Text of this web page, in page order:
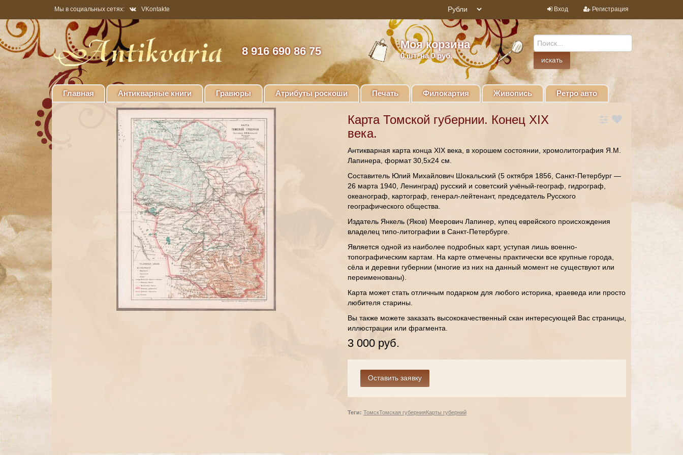
Мы в социальных сетях: VKontakte Вход Регистрация
8 916 690 86 75
Моя корзина
0шт. на 0 руб.
Главная Антикварные книги Гравюры Атрибуты роскоши Печать Филокартия Живопись Ретро авто
Карта Томской губернии. Конец XIX
века.
Антикварная карта конца XIX века, в хорошем состоянии, хромолитография Я.М.
Лапинера, формат 30,5х24 см.
Составитель Юлий Михайлович Шокальский (5 октября 1856, Санкт-Петербург —
26 марта 1940, Ленинград) русский и советский учёный-географ, гидрограф,
океанограф, картограф, генерал-лейтенант, председатель Русского
географического общества.
Издатель Янкель (Яков) Меерович Лапинер, купец еврейского происхождения
владелец типо-литографии в Санкт-Петербурге.
Является одной из наиболее подробных карт, уступая лишь военно-
топографическим картам. На карте отмечены практически все крупные города,
сёла и деревни губернии (многие из них на данный момент не существуют или
переименованы).
Карта может стать отличным подарком для любого историка, краеведа или просто
любителя старины.
Вы также можете заказать высококачественный скан интересующей Вас страницы,
иллюстрации или фрагмента.
3 000 руб.
Теги: ТомскТомская губернияКарты губерний